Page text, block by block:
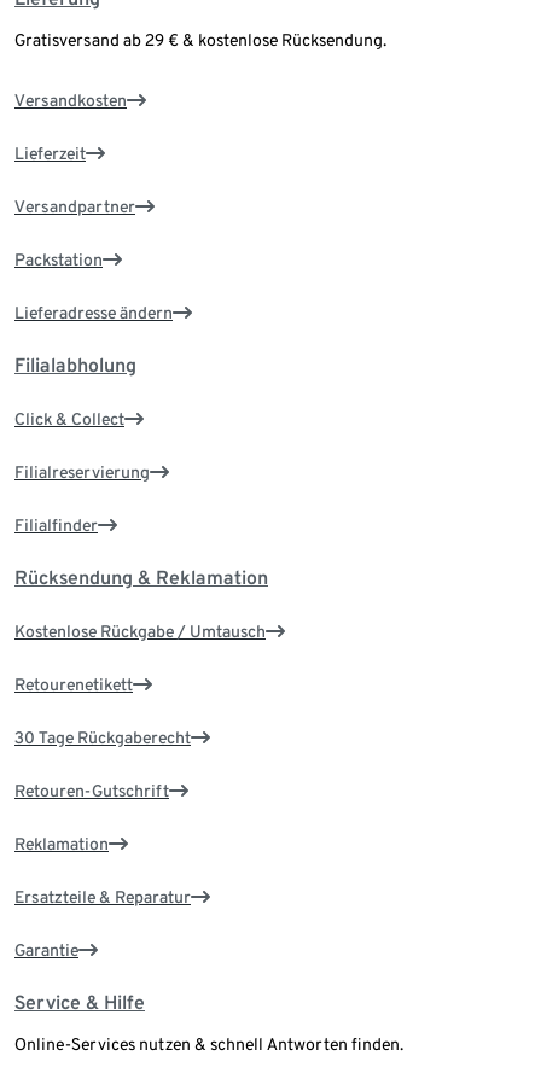
Gratisversand ab 29 € & kostenlose Rücksendung.
Versandkosten
Lieferzeit
Versandpartner
Packstation
Lieferadresse ändern
Filialabholung
Click & Collect
Filialreservierung
Filialfinder
Rücksendung & Reklamation
Kostenlose Rückgabe / Umtausch
Retourenetikett
30 Tage Rückgaberecht
Retouren-Gutschrift
Reklamation
Ersatzteile & Reparatur
Garantie
Service & Hilfe
Online-Services nutzen & schnell Antworten finden.